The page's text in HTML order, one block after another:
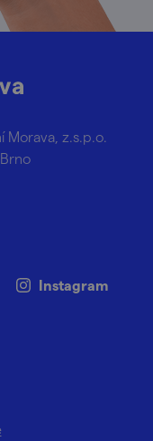
Morava, z.s.p.o.
Instagram